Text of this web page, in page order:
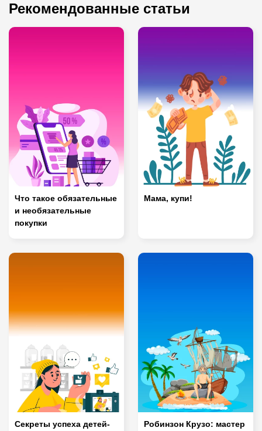
Рекомендованные статьи
Что такое обязательные
и необязательные
покупки
Мама, купи!
Секреты успеха детей-
Робинзон Крузо: мастер